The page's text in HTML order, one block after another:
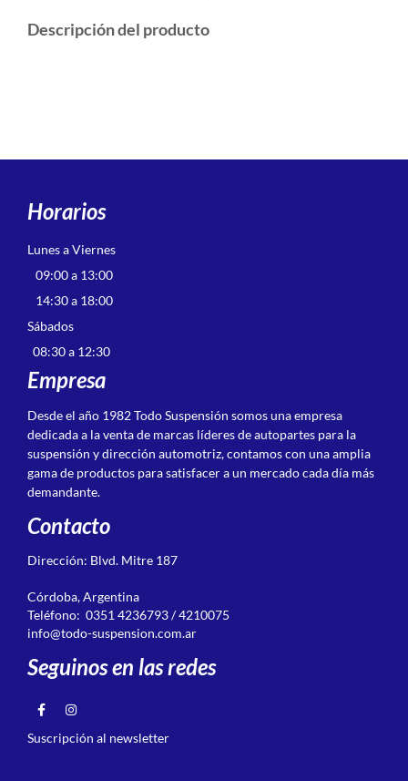
Descripción del producto
Horarios
Lunes a Viernes
09:00 a 13:00
14:30 a 18:00
Sábados
08:30 a 12:30
Empresa
Desde el año 1982 Todo Suspensión somos una empresa
dedicada a la venta de marcas líderes de autopartes para la
suspensión y dirección automotriz, contamos con una amplia
gama de productos para satisfacer a un mercado cada día más
demandante.
Contacto
Dirección: Blvd. Mitre 187
Córdoba, Argentina
Teléfono: 0351 4236793 / 4210075
info@todo-suspension.com.ar
Seguinos en las redes
Suscripción al newsletter